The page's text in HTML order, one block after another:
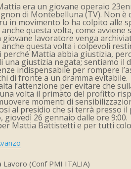
era un giovane operaio
di Montebelluna (TV). Non
in movimento lo ha colpito alle
questa volta, come
lavoratore venga
questa volta i colpevoli
perché Mattia abbia giustizia,
una giustizia negata; sentiamo il
indispensabile per rompere
di fronte a un dramma evitabile.
l’attenzione per evitare che
volta il primato del profitto
momenti di
al presidio che si terrà presso
giovedì 26 gennaio dalle ore 9:00.
Mattia Battistetti e per tutti
Lavoro (Conf PMI ITALIA)